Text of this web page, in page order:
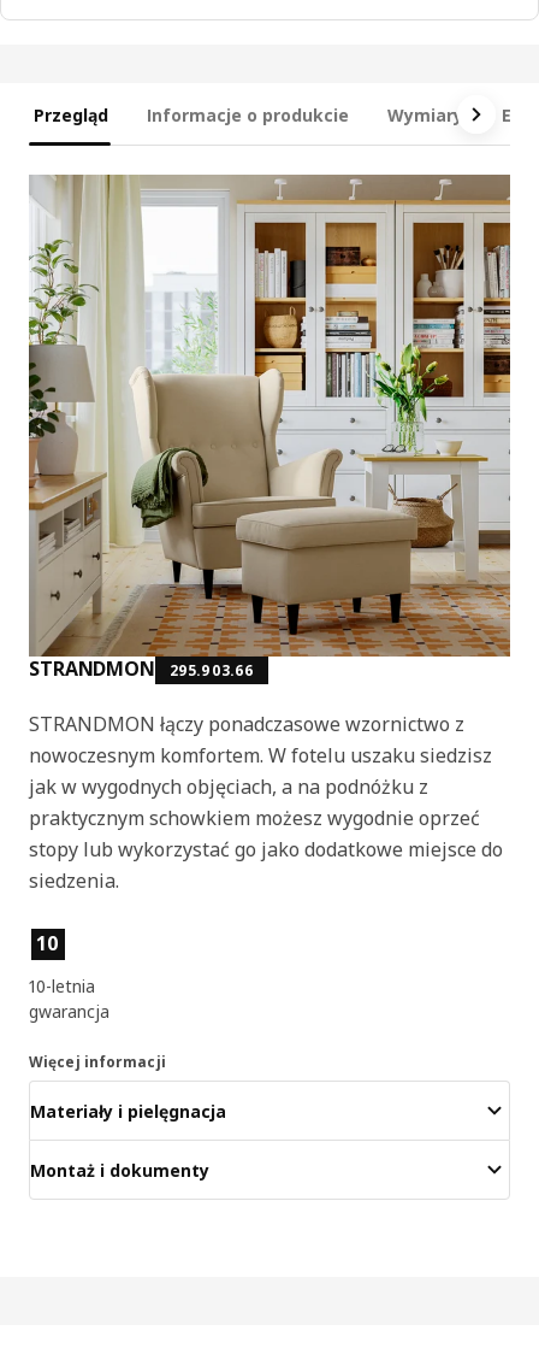
Przegląd Informacje o produkcie Wymiary
STRANDMON 295.903.66
STRANDMON łączy ponadczasowe wzornictwo z
nowoczesnym komfortem. W fotelu uszaku siedzisz
jak w wygodnych objęciach, a na podnóżku z
praktycznym schowkiem możesz wygodnie oprzeć
stopy lub wykorzystać go jako dodatkowe miejsce do
siedzenia.
Cechy produktu
10
10-letnia
gwarancja
Więcej informacji
Materiały i pielęgnacja
Montaż i dokumenty